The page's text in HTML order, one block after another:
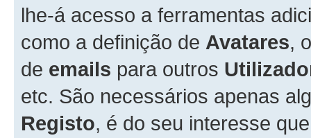
lhe-á acesso a ferramentas
como a definição de Avatares,
de emails para outros
etc. São necessários apenas
Registo, é do seu interesse